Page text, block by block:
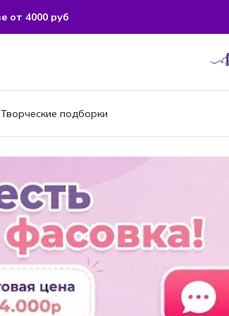
4000 руб
4000 руб
Творческие подборки